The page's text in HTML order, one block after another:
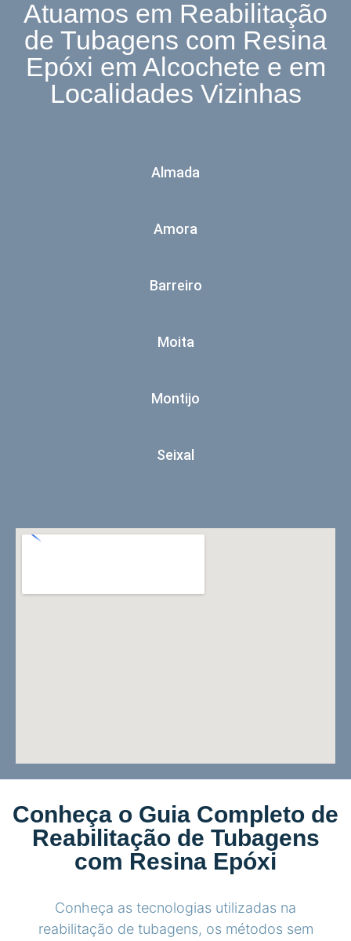
Atuamos em Reabilitação
de Tubagens com Resina
Epóxi em Alcochete e em
Localidades Vizinhas
Almada
Amora
Barreiro
Moita
Montijo
Seixal
Conheça o Guia Completo de
Reabilitação de Tubagens
com Resina Epóxi
Conheça as tecnologias utilizadas na
reabilitação de tubagens, os métodos sem